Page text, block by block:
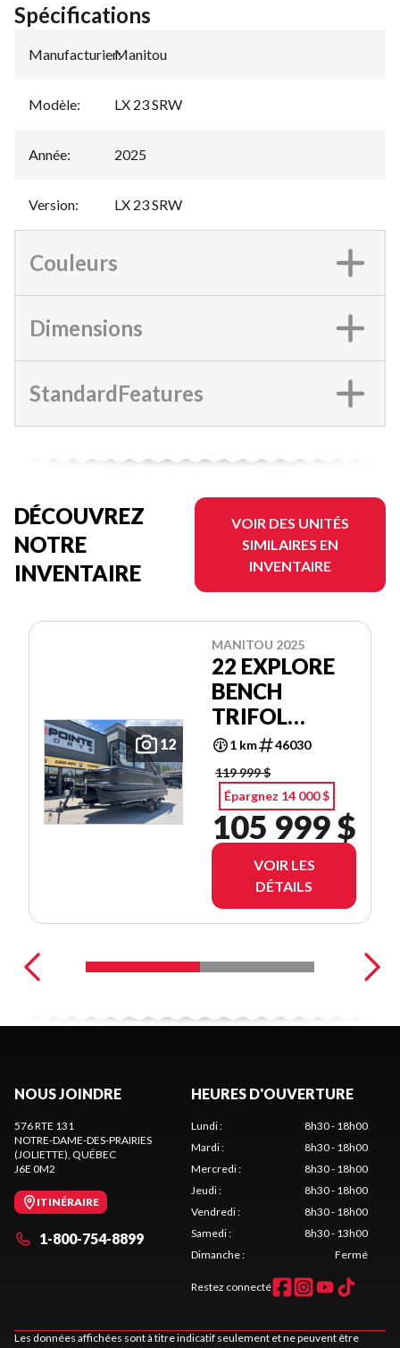
Spécifications
Manufacturier:
Manitou
Modèle: LX 23 SRW
Année: 2025
Version: LX 23 SRW
Couleurs
Dimensions
StandardFeatures
DÉCOUVREZ
NOTRE
INVENTAIRE
VOIR DES UNITÉS
SIMILAIRES EN
INVENTAIRE
12
MANITOU 2025
22 EXPLORE
BENCH
TRIFOL
SHP575
1 km
46030
119 999 $
Épargnez 14 000 $
105 999 $
VOIR LES
DÉTAILS
NOUS JOINDRE
576 RTE 131
NOTRE-DAME-DES-PRAIRIES
(JOLIETTE), QUÉBEC
J6E 0M2
ITINÉRAIRE
1-800-754-8899
HEURES D'OUVERTURE
Lundi:
8h30 - 18h00
Mardi:
8h30 - 18h00
Mercredi:
8h30 - 18h00
Jeudi:
8h30 - 18h00
Vendredi:
8h30 - 18h00
Samedi:
8h30 - 13h00
Dimanche: Fermé
Restez connecté
Les données affichées sont à titre indicatif seulement et ne peuvent être